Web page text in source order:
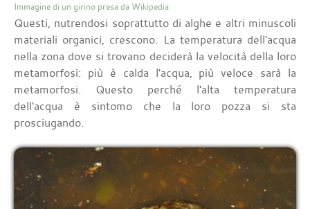
Immagine di un girino presa da Wikipedia
Questi, nutrendosi soprattutto di alghe e altri minuscoli
materiali organici, crescono. La temperatura dell'acqua
nella zona dove si trovano deciderà la velocità della loro
metamorfosi: più è calda l'acqua, più veloce sarà la
metamorfosi. Questo perché l'alta temperatura
dell'acqua è sintomo che la loro pozza si sta
prosciugando.